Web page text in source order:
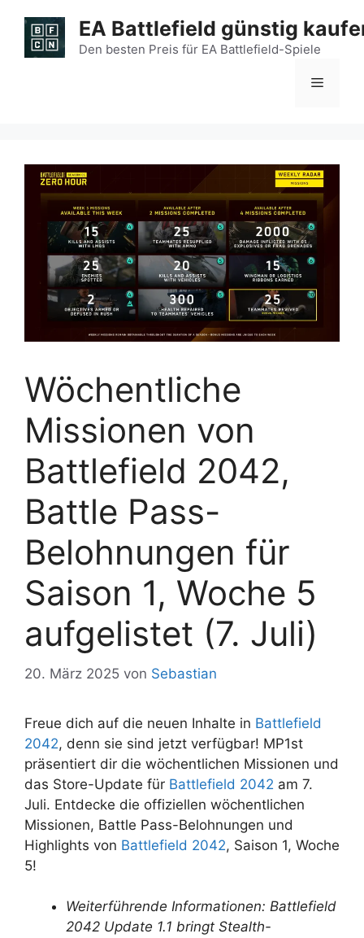
Inhalt
springen
EA Battlefield günstig
Den besten Preis für EA Battlefield-Spiele
Menü
Wöchentliche
Missionen von
Battlefield 2042,
Battle Pass-
Belohnungen für
Saison 1, Woche 5
aufgelistet (7. Juli)
20. März 2025 von Sebastian
Freue dich auf die neuen Inhalte in Battlefield
2042, denn sie sind jetzt verfügbar! MP1st
präsentiert dir die wöchentlichen Missionen und
das Store-Update für Battlefield 2042 am 7.
Juli. Entdecke die offiziellen wöchentlichen
Missionen, Battle Pass-Belohnungen und
Highlights von Battlefield 2042, Saison 1, Woche
5!
Weiterführende Informationen: Battlefield
2042 Update 1.1 bringt Stealth-